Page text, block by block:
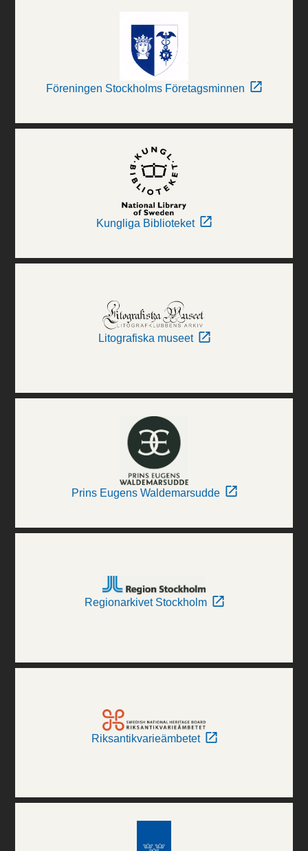
Föreningen Stockholms Företagsminnen
Kungliga Biblioteket
Litografiska museet
Prins Eugens Waldemarsudde
Regionarkivet Stockholm
Riksantikvarieämbetet